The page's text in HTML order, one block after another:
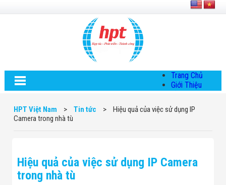
Trang Chủ
Giới Thiệu
Nam
Hội Đồng Quản
Mật Thông Tin
HPT Việt Nam > Tin tức >
Hiệu quả của việc sử dụng IP
Camera trong nhà tù
Hiệu quả của việc sử dụng IP Camera
trong nhà tù